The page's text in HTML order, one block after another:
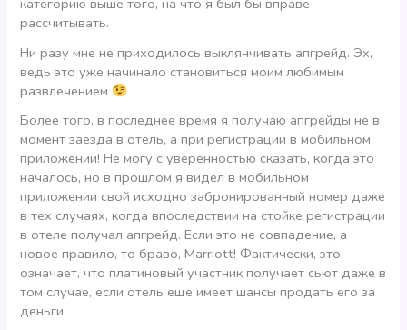
рассчитывать.
Ни разу мне не приходилось выклянчивать апгрейд. Эх,
ведь это уже начинало становиться моим любимым
развлечением
Более того, в последнее время я получаю апгрейды не в
момент заезда в отель, а при регистрации в мобильном
приложении! Не могу с уверенностью сказать, когда это
началось, но в прошлом я видел в мобильном
приложении свой исходно забронированный номер даже
в тех случаях, когда впоследствии на стойке регистрации
в отеле получал апгрейд. Если это не совпадение, а
новое правило, то браво, Marriott! Фактически, это
означает, что платиновый участник получает сьют даже в
том случае, если отель еще имеет шансы продать его за
деньги.